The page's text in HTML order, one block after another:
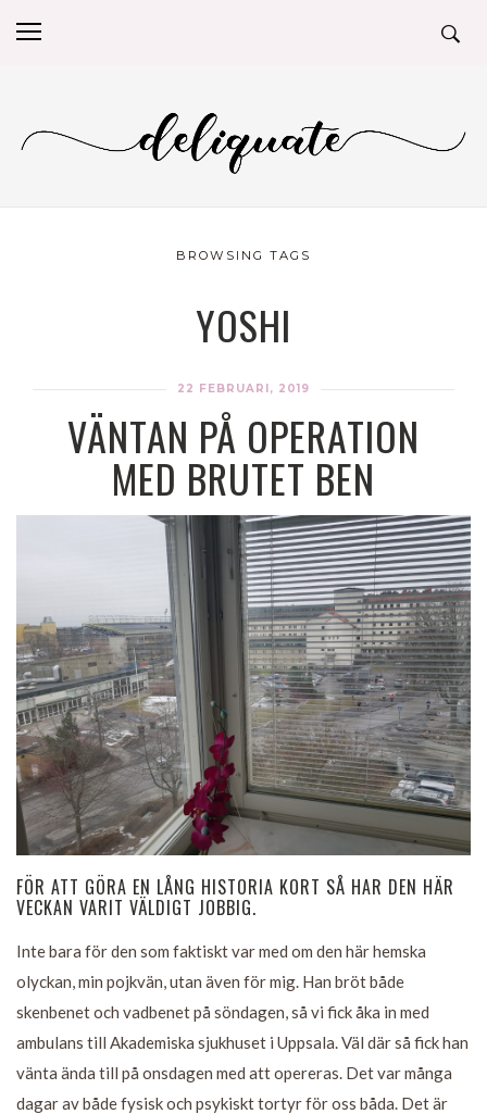
BROWSING TAGS
YOSHI
22 FEBRUARI, 2019
VÄNTAN PÅ OPERATION
MED BRUTET BEN
FÖR ATT GÖRA EN LÅNG HISTORIA KORT SÅ HAR DEN HÄR
VECKAN VARIT VÄLDIGT JOBBIG.
Inte bara för den som faktiskt var med om den här hemska
olyckan, min pojkvän, utan även för mig. Han bröt både
skenbenet och vadbenet på söndagen, så vi fick åka in med
ambulans till Akademiska sjukhuset i Uppsala. Väl där så fick han
vänta ända till på onsdagen med att opereras. Det var många
dagar av både fysisk och psykiskt tortyr för oss båda. Det är